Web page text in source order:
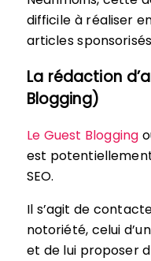
difficile à réaliser
articles
La rédaction
Blogging)
Le Guest Blogging
est
SEO.
Il s’agit de
notoriété, celui
et de lui proposer